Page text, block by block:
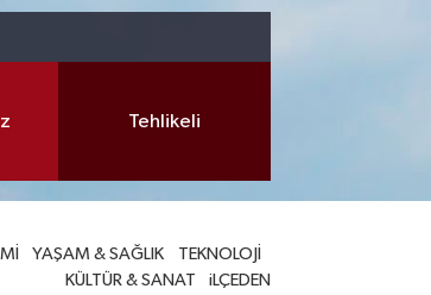
Tehlikeli
YAŞAM & SAĞLIK
TEKNOLOJİ
KÜLTÜR & SANAT
iLÇEDEN